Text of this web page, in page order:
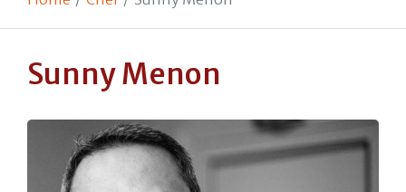
Sunny Menon